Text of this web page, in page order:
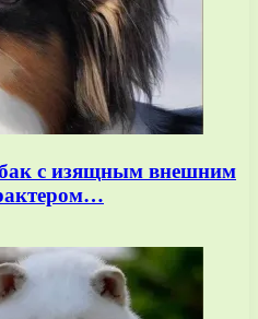
с изящным внешним